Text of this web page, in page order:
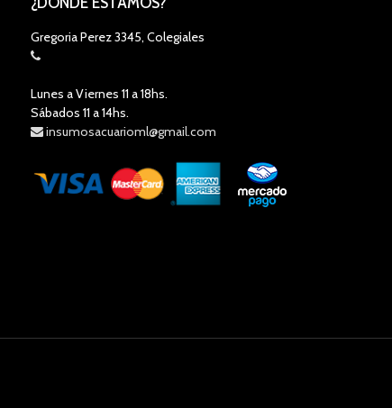
Gregoria Perez 3345, Colegiales
Lunes a Viernes 11 a 18hs.
Sábados 11 a 14hs.
insumosacuarioml@gmail.com